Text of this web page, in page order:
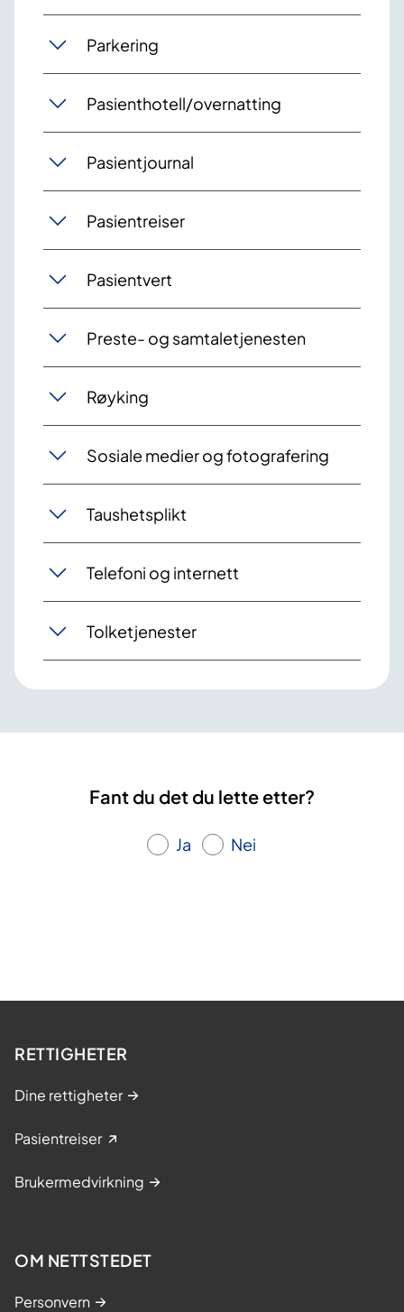
Parkering
Pasienthotell/overnatting
Pasientjournal
Pasientreiser
Pasientvert
Preste- og samtaletjenesten
Røyking
Sosiale medier og fotografering
Taushetsplikt
Telefoni og internett
Tolketjenester
Fant du det du lette etter?
Ja Nei
RETTIGHETER
Dine rettigheter
Pasientreiser
Brukermedvirkning
OM NETTSTEDET
Personvern